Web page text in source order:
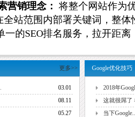
营销理念： 将整个网站作为
全站范围内部署关键词，整
一的SEO排名服务，拉开距
更多>>
03.01
08.11
05.27
Google优化技巧
​2018年
这就很屌了
当下